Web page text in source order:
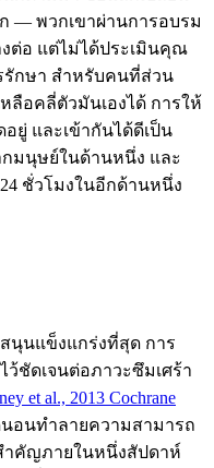
— พวกเขาผ่านการอบรม
ต่อ แต่ไม่ได้ประเมินคุณ
รักษา สำหรับคนที่ส่วน
ลือคลี่ตัวมันเองได้ การให้
ยู่ และเข้ากันได้ดีเป็น
กมนุษย์ในด้านหนึ่ง และ
ชั่วโมงในอีกด้านหนึ่ง
นุนแข็งแกร่งที่สุด การ
ชัดเจนต่อภาวะซึมเศร้า
et al., 2013 Cochrane
อนทำลายความสามารถ
คัญภายในหนึ่งสัปดาห์